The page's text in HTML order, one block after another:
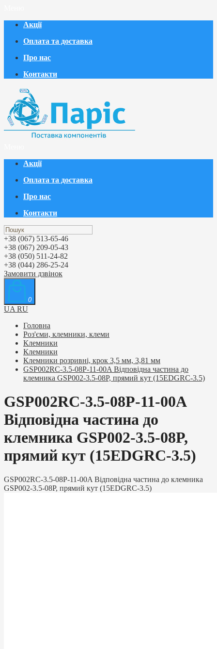
Акції
Оплата та доставка
Про нас
Контакти
Акції
Оплата та доставка
Про нас
Контакти
+38 (067) 513-65-46
+38 (067) 209-05-43
+38 (050) 511-24-82
+38 (044) 286-25-24
Замовити дзвінок
0
UA RU
Головна
Роз'єми, клемники, клеми
Клемники
Клемники
Клемники розривні, крок 3,5 мм, 3,81 мм
GSP002RC-3.5-08P-11-00A Відповідна частина до
клемника GSP002-3.5-08P, прямий кут (15EDGRC-3.5)
GSP002RC-3.5-08P-11-00A
Відповідна частина до
клемника GSP002-3.5-08P,
прямий кут (15EDGRC-3.5)
GSP002RC-3.5-08P-11-00A Відповідна частина до клемника
GSP002-3.5-08P, прямий кут (15EDGRC-3.5)